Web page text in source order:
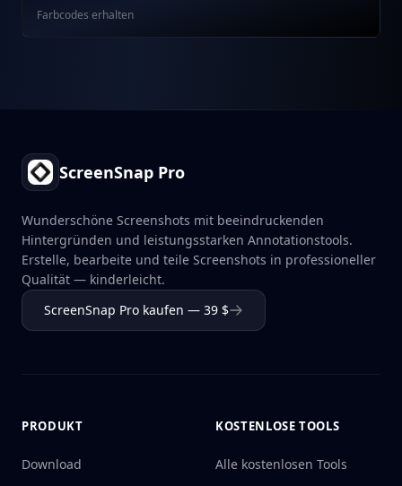
Farbcodes erhalten
ScreenSnap Pro
Wunderschöne Screenshots mit beeindruckenden
Hintergründen und leistungsstarken Annotationstools.
Erstelle, bearbeite und teile Screenshots in professioneller
Qualität — kinderleicht.
ScreenSnap Pro kaufen — 39 $
PRODUKT
Download
KOSTENLOSE TOOLS
Alle kostenlosen Tools